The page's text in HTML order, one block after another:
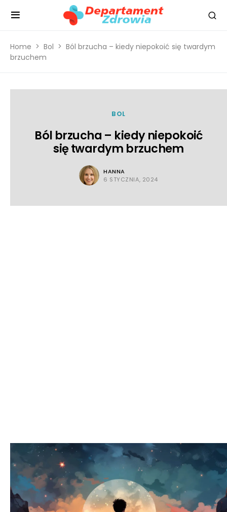
Home Bol
Ból brzucha – kiedy niepokoić się twardym
brzuchem
BOL
Ból brzucha – kiedy niepokoić
się twardym brzuchem
HANNA
6 STYCZNIA, 2024